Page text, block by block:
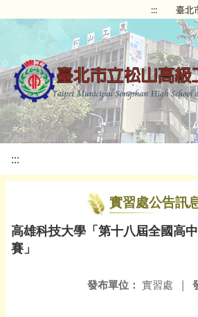
::: 臺北
:::
實習處公告訊
高雄科技大學「第十八屆全國高
賽」
發布單位： 實習處 |